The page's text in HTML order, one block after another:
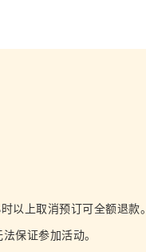
以上取消预订可全额退款。
保证参加活动。